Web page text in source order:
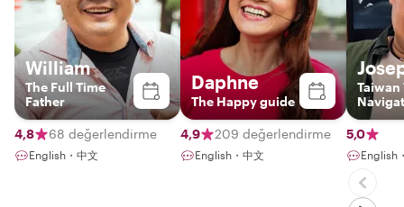
William
The Full Time
Father
4,8 68 değerlendirme
English・中文
Daphne
The Happy guide
4,9 209 değerlendirme
English・中文
Taiwan
5,0
English